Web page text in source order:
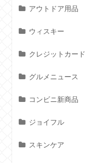
アウトドア用品
ウィスキー
クレジットカード
グルメニュース
コンビニ新商品
ジョイフル
スキンケア